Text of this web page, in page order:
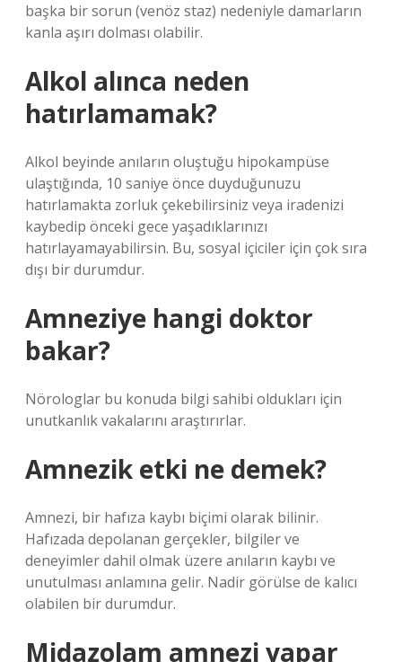
başka bir sorun (venöz staz) nedeniyle damarların
kanla aşırı dolması olabilir.
Alkol alınca neden
hatırlamamak?
Alkol beyinde anıların oluştuğu hipokampüse
ulaştığında, 10 saniye önce duyduğunuzu
hatırlamakta zorluk çekebilirsiniz veya iradenizi
kaybedip önceki gece yaşadıklarınızı
hatırlayamayabilirsin. Bu, sosyal içiciler için çok sıra
dışı bir durumdur.
Amneziye hangi doktor
bakar?
Nörologlar bu konuda bilgi sahibi oldukları için
unutkanlık vakalarını araştırırlar.
Amnezik etki ne demek?
Amnezi, bir hafıza kaybı biçimi olarak bilinir.
Hafızada depolanan gerçekler, bilgiler ve
deneyimler dahil olmak üzere anıların kaybı ve
unutulması anlamına gelir. Nadir görülse de kalıcı
olabilen bir durumdur.
Midazolam amnezi yapar